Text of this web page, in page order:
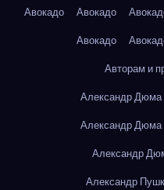
Авокадо
Авокадо
Авокадо
Авторам и
Александр
Александр
Александр
Александр